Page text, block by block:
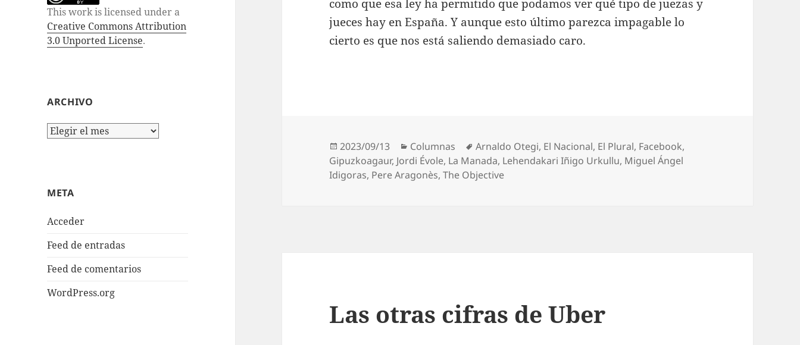
This work is licensed under a
Creative Commons Attribution
3.0 Unported License.
ARCHIVO
Archivo
META
Acceder
Feed de entradas
Feed de comentarios
WordPress.org
como que esa ley ha permitido que podamos ver qué tipo de juezas y
jueces hay en España. Y aunque esto último parezca impagable lo
cierto es que nos está saliendo demasiado caro.
Publicado
el
2023/09/13 Categorías
Columnas Etiquetas
Arnaldo Otegi, El Nacional, El Plural, Facebook,
Gipuzkoagaur, Jordi Évole, La Manada, Lehendakari Iñigo Urkullu, Miguel Ángel
Idigoras, Pere Aragonès,The Objective
Las otras cifras de Uber